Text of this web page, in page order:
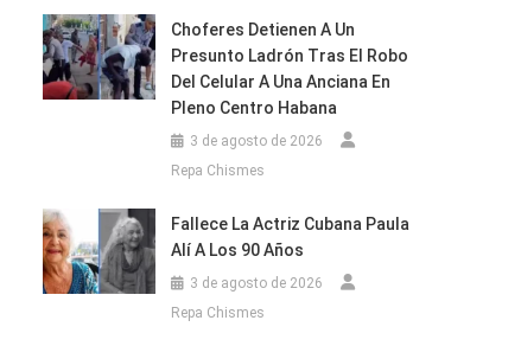
Choferes Detienen A Un
Presunto Ladrón Tras El Robo
Del Celular A Una Anciana En
Pleno Centro Habana
3 de agosto de 2026
Repa Chismes
Fallece La Actriz Cubana Paula
Alí A Los 90 Años
3 de agosto de 2026
Repa Chismes